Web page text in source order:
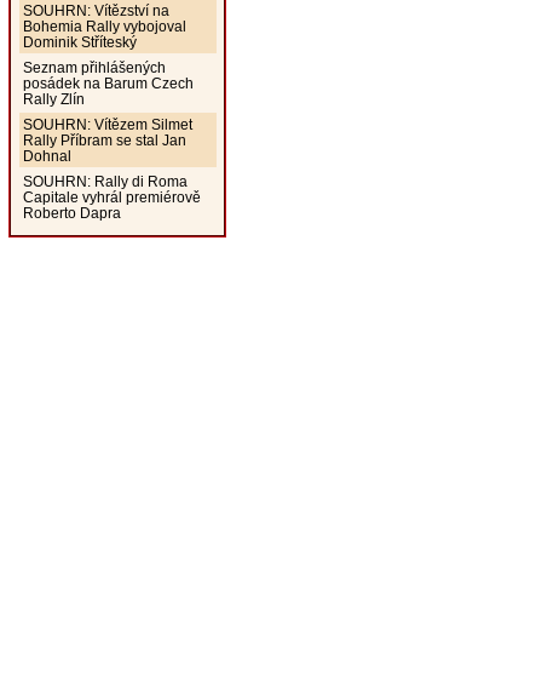
SOUHRN: Vítězství na
Bohemia Rally vybojoval
Dominik Stříteský
Seznam přihlášených
posádek na Barum Czech
Rally Zlín
SOUHRN: Vítězem Silmet
Rally Příbram se stal Jan
Dohnal
SOUHRN: Rally di Roma
Capitale vyhrál premiérově
Roberto Dapra